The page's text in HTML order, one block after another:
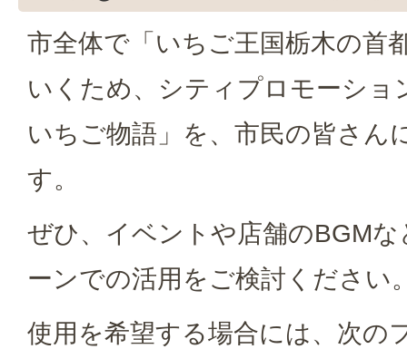
市全体で「いちご王国栃木の首
いくため、シティプロモーショ
いちご物語」を、市民の皆さん
す。
ぜひ、イベントや店舗のBGM
ーンでの活用をご検討ください
使用を希望する場合には、次の